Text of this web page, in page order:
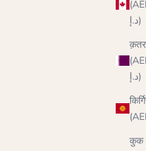
د.إ)
क़तर
د.إ)
कुक